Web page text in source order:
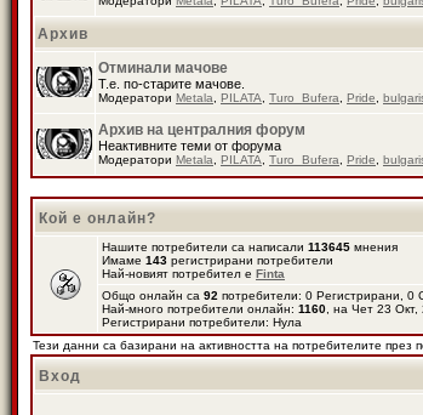
Архив
Отминали мачове
Т.е. по-старите мачове.
Модератори Metala PILATA Turo_Bufera Pride
Архив на централния форум
Неактивните теми от форума
Модератори Metala PILATA Turo_Bufera Pride
Кой е онлайн?
Нашите потребители са написали 113645 мнения
Имаме 143 регистрирани потребители
Най-новият потребител е Finta
Общо онлайн са 92 потребители: 0 Регистрирани, 0
Най-много потребители онлайн: 1160 , на Чет 23
Регистрирани потребители: Нула
Тези данни са базирани на активността на потребителите през
Вход